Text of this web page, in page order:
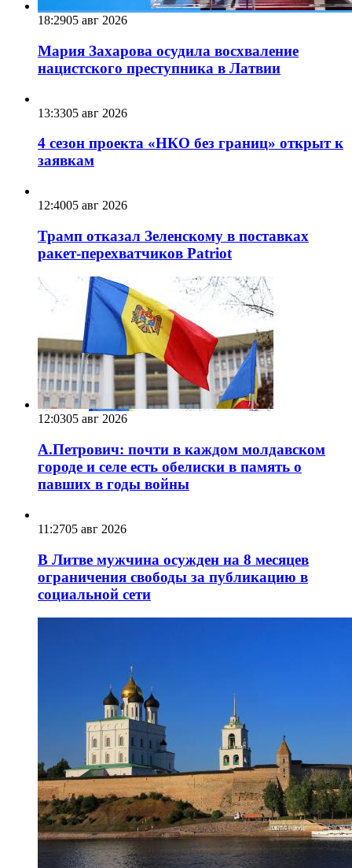
18:2905 авг 2026
Мария Захарова осудила восхваление
нацистского преступника в Латвии
13:3305 авг 2026
4 сезон проекта «НКО без границ» открыт к
заявкам
12:4005 авг 2026
Трамп отказал Зеленскому в поставках
ракет-перехватчиков Patriot
12:0305 авг 2026
А.Петрович: почти в каждом молдавском
городе и селе есть обелиски в память о
павших в годы войны
11:2705 авг 2026
В Литве мужчина осужден на 8 месяцев
ограничения свободы за публикацию в
социальной сети